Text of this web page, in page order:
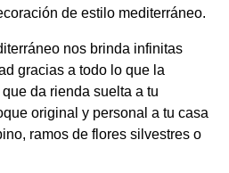
de estilo mediterráneo.
nos brinda infinitas
gracias a todo lo que la
da rienda suelta a tu
original y personal a tu casa
ramos de flores silvestres o